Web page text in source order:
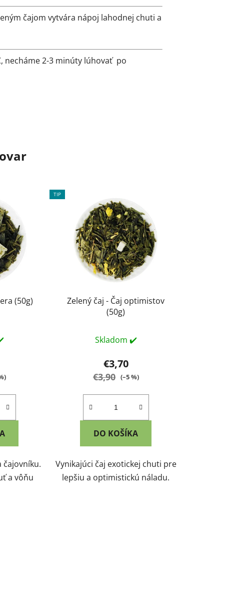
čajom vytvára nápoj lahodnej chuti a
necháme 2-3 minúty lúhovať po
(50g)
čajovníku.
a vôňu
TIP
Zelený čaj - Čaj optimistov
(50g)
Skladom ✔️
€3,70
€3,90 (–5 %)
DO KOŠÍKA
Vynikajúci čaj exotickej chuti pre
lepšiu a optimistickú náladu.